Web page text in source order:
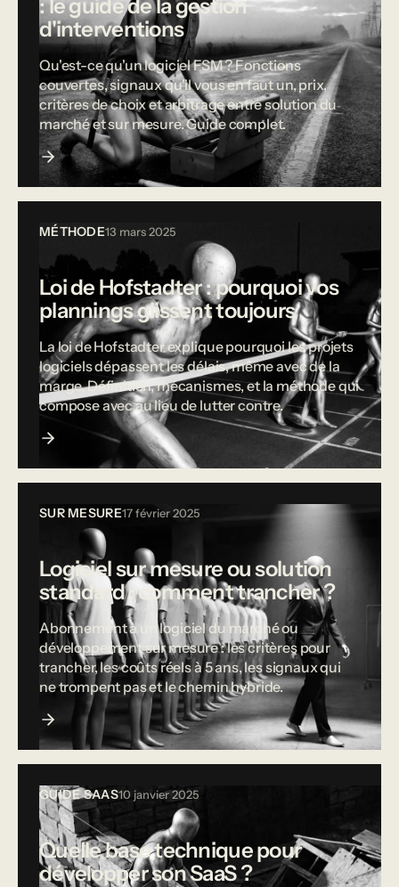
: le guide de la gestion
d'interventions
Qu'est-ce qu'un logiciel FSM ? Fonctions
couvertes, signaux qu'il vous en faut un, prix,
critères de choix et arbitrage entre solution du
marché et sur mesure. Guide complet.
MÉTHODE13 mars 2025
Loi de Hofstadter : pourquoi vos
plannings glissent toujours
La loi de Hofstadter explique pourquoi les projets
logiciels dépassent les délais, même avec de la
marge. Définition, mécanismes, et la méthode qui
compose avec au lieu de lutter contre.
SUR MESURE17 février 2025
Logiciel sur mesure ou solution
standard : comment trancher ?
Abonnement à un logiciel du marché ou
développement sur mesure : les critères pour
trancher, les coûts réels à 5 ans, les signaux qui
ne trompent pas et le chemin hybride.
GUIDE SAAS10 janvier 2025
Quelle base technique pour
développer son SaaS ?